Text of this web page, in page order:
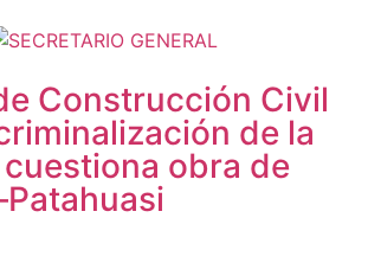
Construcción Civil
de la
obra de